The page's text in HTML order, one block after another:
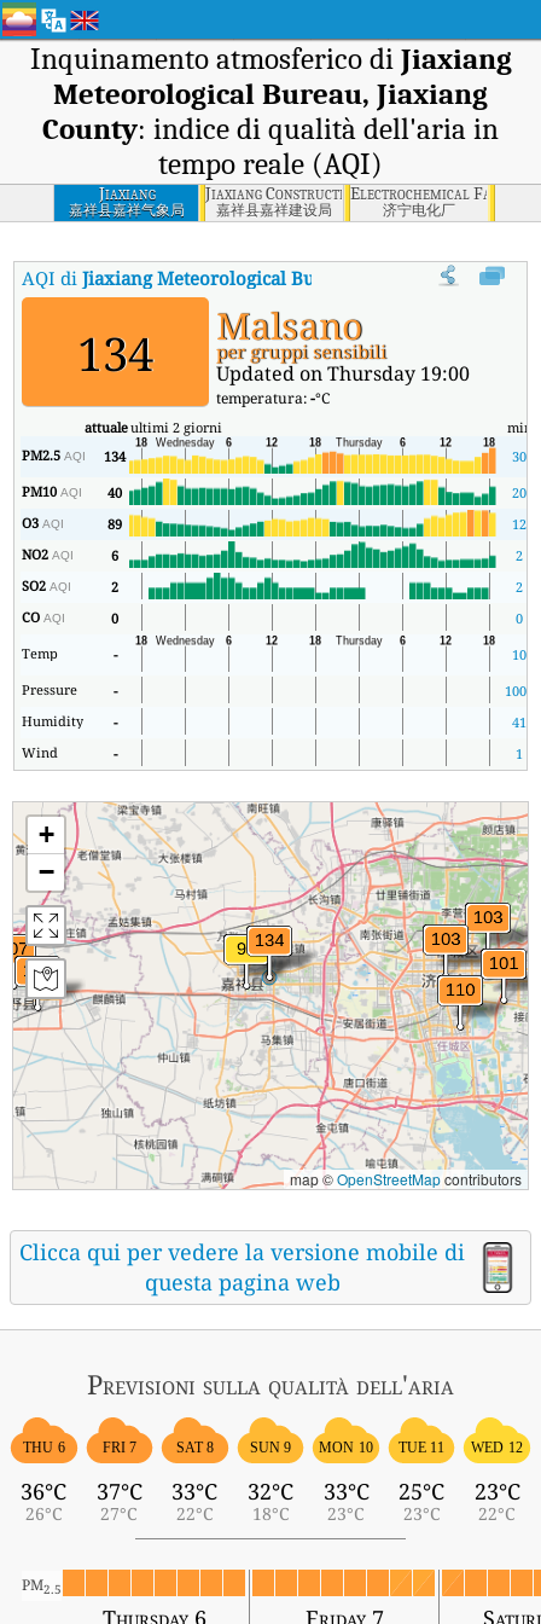
Inquinamento atmosferico di Jiaxiang
Meteorological Bureau, Jiaxiang
County: indice di qualità dell'aria in
tempo reale (AQI)
Jiaxiang
Meteorological
Bureau, Jiaxiang
嘉祥县嘉祥气象局
Jiaxiang Construction Bureau, Jiaxiang County
嘉祥县嘉祥建设局
Electrochemical Factory,
济宁电化厂
AQI diJiaxiang Meteorological Bureau, Jiaxiang County:
134 Malsano
per gruppi sensibili
Updated on Thursday 19:00
temperatura:-°C
attualeultimi 2 giorni min
PM2.5AQI 134
30
PM10AQI 40
20
O3AQI 89
12
NO2AQI 6
2
SO2AQI 2
2
COAQI 0
0
Temp
-
10
Pressure
- 1007
Humidity
-
41
Wind
- 1
+
−
map ©OpenStreetMapcontributors
Clicca qui per vedere la versione mobile di
questa pagina web
Previsioni sulla qualità dell'aria
THU 6
36°C
26°C
FRI 7
37°C
27°C
SAT 8
33°C
22°C
SUN 9
32°C
18°C
MON 10
33°C
23°C
TUE 11
25°C
23°C
WED 12
23°C
22°C
PM2.5
Thursday 6 Friday 7